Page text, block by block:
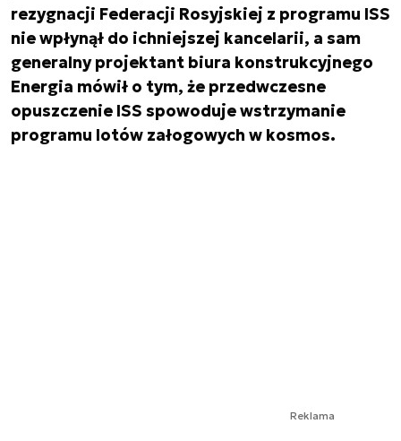
rezygnacji Federacji Rosyjskiej z programu ISS
nie wpłynął do ichniejszej kancelarii, a sam
generalny projektant biura konstrukcyjnego
Energia mówił o tym, że przedwczesne
opuszczenie ISS spowoduje wstrzymanie
programu lotów załogowych w kosmos.
Reklama